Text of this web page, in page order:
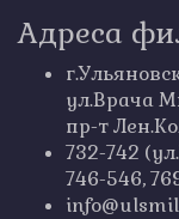
Адреса
ул.Врача
пр-т
732-742
746-546,